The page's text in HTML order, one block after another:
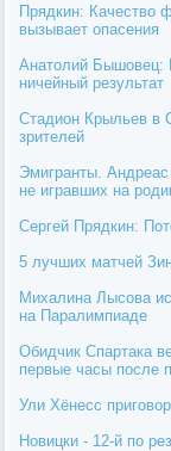
Прядкин: Качество
вызывает опасения
Анатолий Бышовец:
ничейный результат
Стадион Крыльев в
зрителей
Эмигранты.
не игравших на
Сергей Прядкин:
5 лучших матчей
Михалина Лысова
на Паралимпиаде
Обидчик Спартака
первые часы после
Ули Хёнесс
Новицки - 12-й по